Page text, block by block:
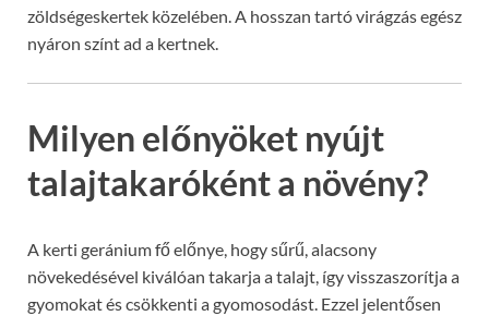
zöldségeskertek közelében. A hosszan tartó virágzás egész
nyáron színt ad a kertnek.
Milyen előnyöket nyújt
talajtakaróként a növény?
A kerti geránium fő előnye, hogy sűrű, alacsony
növekedésével kiválóan takarja a talajt, így visszaszorítja a
gyomokat és csökkenti a gyomosodást. Ezzel jelentősen